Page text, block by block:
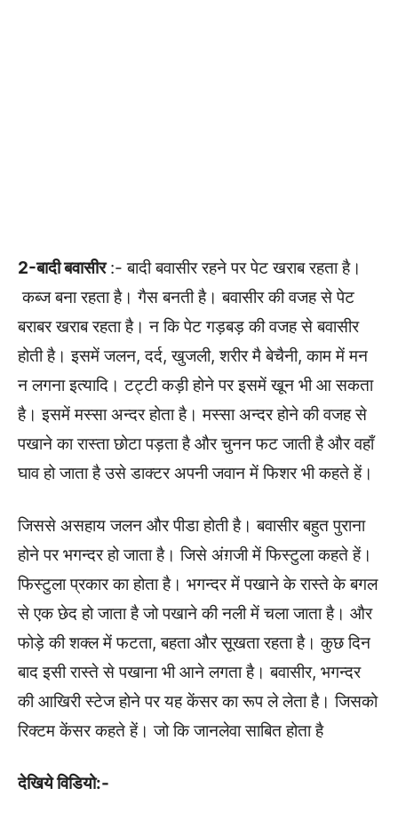
2-बादी बवासीर:- बादी बवासीर रहने पर पेट खराब रहता है।
कब्ज बना रहता है। गैस बनती है। बवासीर की वजह से पेट
बराबर खराब रहता है। न कि पेट गड़बड़ की वजह से बवासीर
होती है। इसमें जलन, दर्द, खुजली, शरीर मै बेचैनी, काम में मन
न लगना इत्यादि। टट्टी कड़ी होने पर इसमें खून भी आ सकता
है। इसमें मस्सा अन्दर होता है। मस्सा अन्दर होने की वजह से
पखाने का रास्ता छोटा पड़ता है और चुनन फट जाती है और वहाँ
घाव हो जाता है उसे डाक्टर अपनी जवान में फिशर भी कहते हें।
जिससे असहाय जलन और पीडा होती है। बवासीर बहुत पुराना
होने पर भगन्दर हो जाता है। जिसे अंग़जी में फिस्टुला कहते हें।
फिस्टुला प्रकार का होता है। भगन्दर में पखाने के रास्ते के बगल
से एक छेद हो जाता है जो पखाने की नली में चला जाता है। और
फोड़े की शक्ल में फटता, बहता और सूखता रहता है। कुछ दिन
बाद इसी रास्ते से पखाना भी आने लगता है। बवासीर, भगन्दर
की आखिरी स्टेज होने पर यह केंसर का रूप ले लेता है। जिसको
रिक्टम केंसर कहते हें। जो कि जानलेवा साबित होता है
देखिये विडियो:-